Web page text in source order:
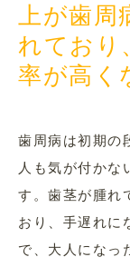
上が歯
れており
率が高く
歯周病は初期の
人も気が付かな
す。 歯茎が腫れ
おり、手遅れに
で、大人になっ